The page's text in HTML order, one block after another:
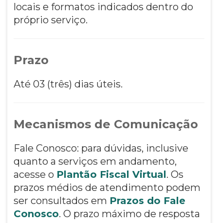
locais e formatos indicados dentro do
próprio serviço.
Prazo
Até 03 (três) dias úteis.
Mecanismos de Comunicação
Fale Conosco: para dúvidas, inclusive
quanto a serviços em andamento,
acesse o Plantão Fiscal Virtual. Os
prazos médios de atendimento podem
ser consultados em Prazos do Fale
Conosco. O prazo máximo de resposta